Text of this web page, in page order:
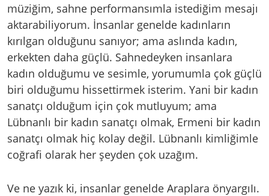
müziğim, sahne performansımla istediğim mesajı
aktarabiliyorum. İnsanlar genelde kadınların
kırılgan olduğunu sanıyor; ama aslında kadın,
erkekten daha güçlü. Sahnedeyken insanlara
kadın olduğumu ve sesimle, yorumumla çok güçlü
biri olduğumu hissettirmek isterim. Yani bir kadın
sanatçı olduğum için çok mutluyum; ama
Lübnanlı bir kadın sanatçı olmak, Ermeni bir kadın
sanatçı olmak hiç kolay değil. Lübnanlı kimliğimle
coğrafi olarak her şeyden çok uzağım.
Ve ne yazık ki, insanlar genelde Araplara önyargıIı.